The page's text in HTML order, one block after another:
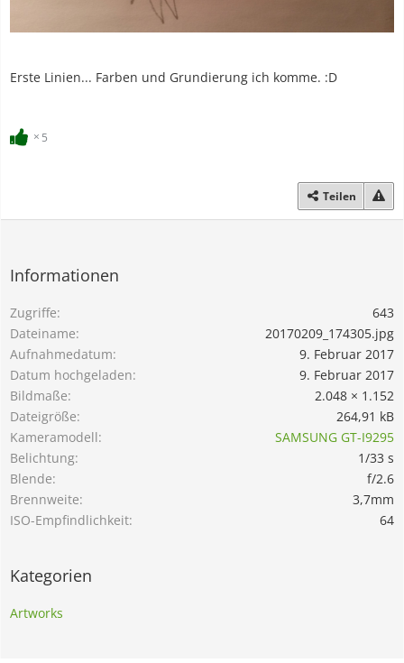
Erste Linien... Farben und Grundierung ich komme. :D
5
Teilen
Informationen
Zugriffe
643
Dateiname
20170209_174305.jpg
Aufnahmedatum
9. Februar 2017
Datum hochgeladen
9. Februar 2017
Bildmaße
2.048 × 1.152
Dateigröße
264,91 kB
Kameramodell
SAMSUNG GT-I9295
Belichtung
1/33 s
Blende
f/2.6
Brennweite
3,7mm
ISO-Empfindlichkeit
64
Kategorien
Artworks